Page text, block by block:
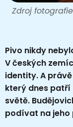
Zdroj
Pivo nikdy
V českých
identity. A
který dnes patří
světě.
podívat na jeho